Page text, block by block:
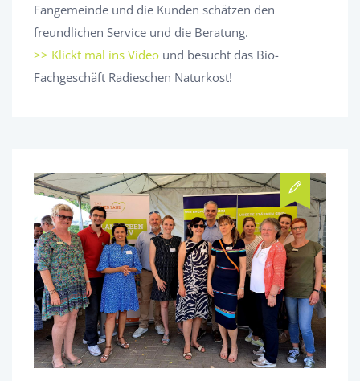
Fangemeinde und die Kunden schätzen den
freundlichen Service und die Beratung.
>> Klickt mal ins Video und besucht das Bio-
Fachgeschäft Radieschen Naturkost!